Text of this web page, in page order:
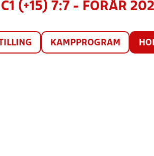
C1 (+15) 7:7 - FORÅR
KAMPPROGRAM